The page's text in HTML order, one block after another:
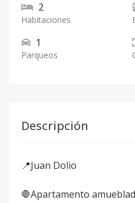
2
Habitaciones
1
Parqueos
Descripción
📍Juan Dolio
🛑Apartamento